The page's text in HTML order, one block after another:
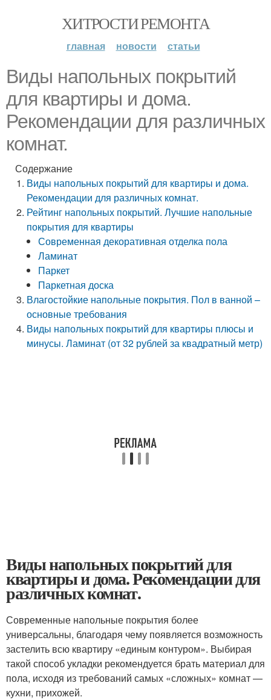
ХИТРОСТИ РЕМОНТА
главная новости статьи
Виды напольных покрытий
для квартиры и дома.
Рекомендации для различных
комнат.
Содержание
Виды напольных покрытий для квартиры и дома.
Рекомендации для различных комнат.
Рейтинг напольных покрытий. Лучшие напольные
покрытия для квартиры
Современная декоративная отделка пола
Ламинат
Паркет
Паркетная доска
Влагостойкие напольные покрытия. Пол в ванной –
основные требования
Виды напольных покрытий для квартиры плюсы и
минусы. Ламинат (от 32 рублей за квадратный метр)
Виды напольных покрытий для
квартиры и дома. Рекомендации для
различных комнат.
Современные напольные покрытия более
универсальны, благодаря чему появляется возможность
застелить всю квартиру «единым контуром». Выбирая
такой способ укладки рекомендуется брать материал для
пола, исходя из требований самых «сложных» комнат —
кухни, прихожей.